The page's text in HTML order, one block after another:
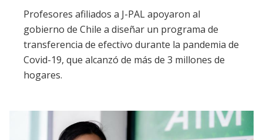
Profesores afiliados a J-PAL apoyaron al
gobierno de Chile a diseñar un programa de
transferencia de efectivo durante la pandemia de
Covid-19, que alcanzó de más de 3 millones de
hogares.